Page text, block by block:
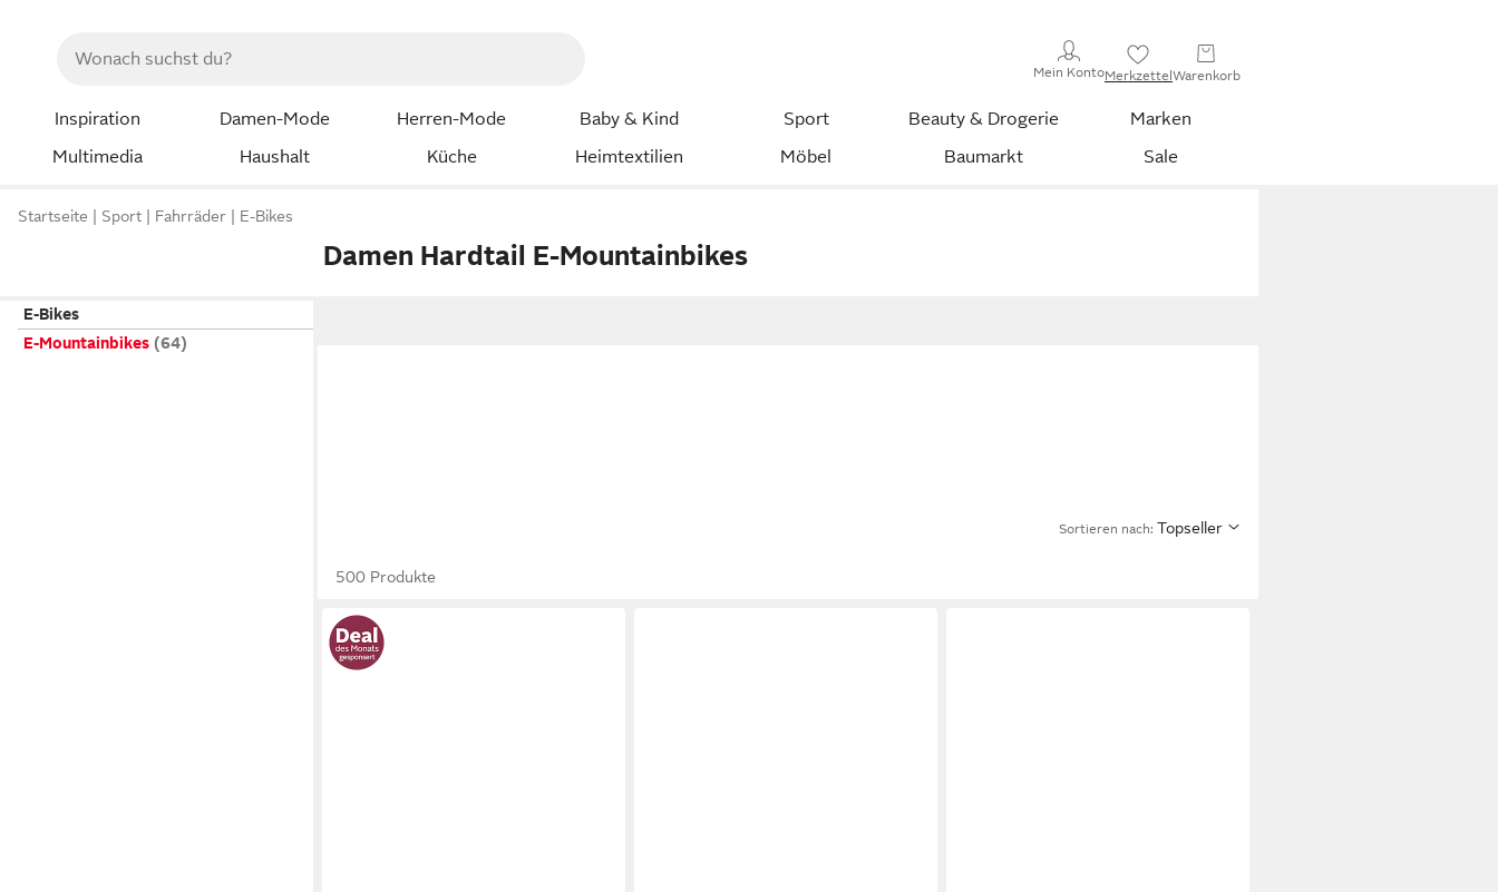
Mein KontoMerkzettelWarenkorb
Inspiration Damen-Mode Herren-Mode Baby & Kind Sport Beauty & Drogerie
Marken
Multimedia
Haushalt Küche Heimtextilien Möbel Baumarkt Sale
Startseite Sport Fahrräder E-Bikes
Damen Hardtail E-Mountainbikes
E-Bikes
E-Mountainbikes
Sortieren nach: Topseller
500 Produkte